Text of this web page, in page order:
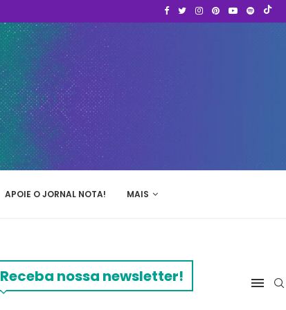
APOIE O JORNAL NOTA! MAIS
Receba nossa newsletter!